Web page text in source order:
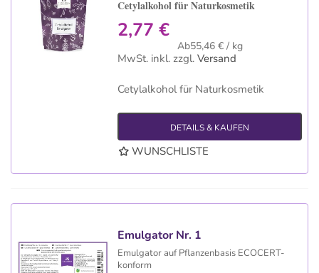
Cetylalkohol für Naturkosmetik
2,77 €
Ab55,46 € / kg
MwSt. inkl. zzgl. Versand
Cetylalkohol für Naturkosmetik
DETAILS & KAUFEN
WUNSCHLISTE
Emulgator Nr. 1
Emulgator auf Pflanzenbasis ECOCERT-
konform